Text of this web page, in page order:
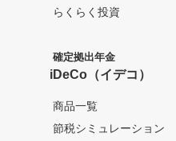
らくらく投資
確定拠出年金
iDeCo（イデコ）
商品一覧
節税シミュレーション